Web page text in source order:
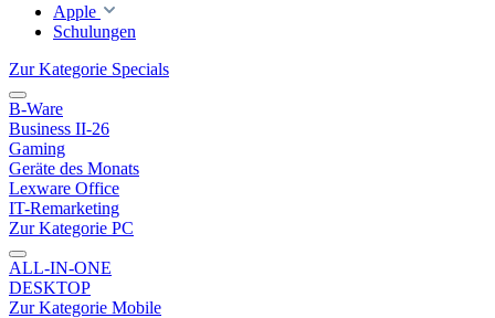
Apple
Schulungen
Zur Kategorie Specials
B-Ware
Business II-26
Gaming
Geräte des Monats
Lexware Office
IT-Remarketing
Zur Kategorie PC
ALL-IN-ONE
DESKTOP
Zur Kategorie Mobile